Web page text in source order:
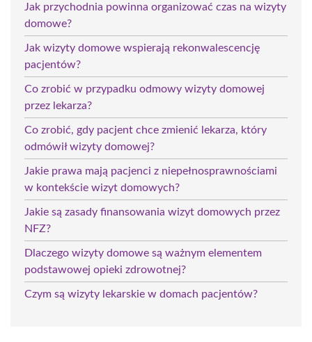
Jak przychodnia powinna organizować czas na wizyty
domowe?
Jak wizyty domowe wspierają rekonwalescencję
pacjentów?
Co zrobić w przypadku odmowy wizyty domowej
przez lekarza?
Co zrobić, gdy pacjent chce zmienić lekarza, który
odmówił wizyty domowej?
Jakie prawa mają pacjenci z niepełnosprawnościami
w kontekście wizyt domowych?
Jakie są zasady finansowania wizyt domowych przez
NFZ?
Dlaczego wizyty domowe są ważnym elementem
podstawowej opieki zdrowotnej?
Czym są wizyty lekarskie w domach pacjentów?